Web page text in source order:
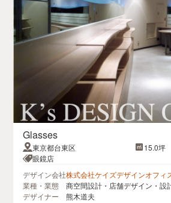
Glasses
東京都台東区
15.0坪
眼鏡店
デザイン会社株式会社ケイズデザインオフィ
業種・業態
商空間設計・店舗デザイン・設
デザイナー
熊木道夫